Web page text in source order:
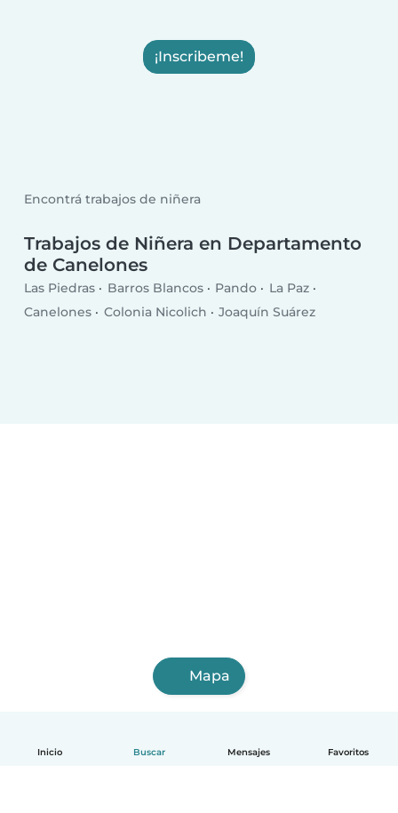
Inicio Buscar Mensajes Favoritos
¡Inscribeme!
Encontrá trabajos de niñera
Trabajos de Niñera en Departamento
de Canelones
Las Piedras Barros Blancos Pando
La Paz
Canelones
Colonia Nicolich Joaquín Suárez
Mapa